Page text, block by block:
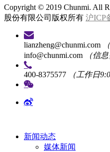
Copyright © 2019 Chunmi. All
股份有限公司版权所有 沪ICP
lianzheng@chunmi.com
info@chunmi.com
（信
400-8375577 （工作日
新闻动态
媒体新闻